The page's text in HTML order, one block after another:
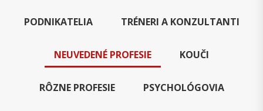
PODNIKATELIA TRÉNERI A KONZULTANTI
NEUVEDENÉ PROFESIE KOUČI
RÔZNE PROFESIE PSYCHOLÓGOVIA